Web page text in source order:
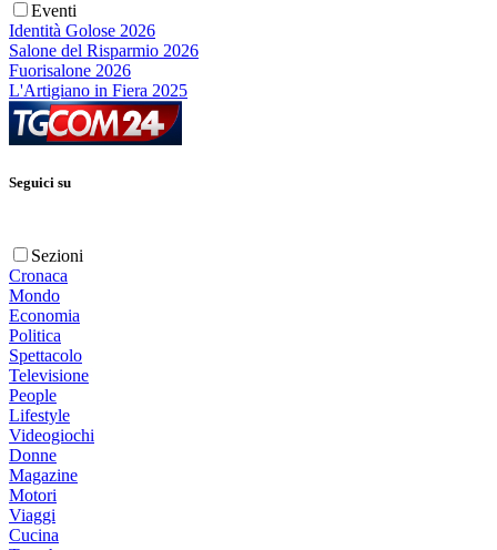
Eventi
Identità Golose 2026
Salone del Risparmio 2026
Fuorisalone 2026
L'Artigiano in Fiera 2025
Seguici su
Sezioni
Cronaca
Mondo
Economia
Politica
Spettacolo
Televisione
People
Lifestyle
Videogiochi
Donne
Magazine
Motori
Viaggi
Cucina